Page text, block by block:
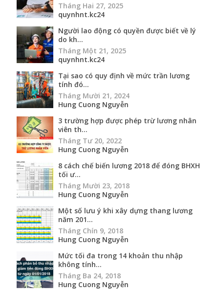
Tháng Hai 27, 2025
quynhnt.kc24
Người lao động có quyền được biết về lý
do kh...
Tháng Một 21, 2025
quynhnt.kc24
Tại sao có quy định về mức trần lương
tính đó...
Tháng Mười 21, 2024
Hung Cuong Nguyễn
3 trường hợp được phép trừ lương nhân
viên th...
Tháng Tư 20, 2022
Hung Cuong Nguyễn
8 cách chế biến lương 2018 để đóng BHXH
tối ư...
Tháng Mười 23, 2018
Hung Cuong Nguyễn
Một số lưu ý khi xây dựng thang lương
năm 201...
Tháng Chín 9, 2018
Hung Cuong Nguyễn
Mức tối đa trong 14 khoản thu nhập
không tính...
Tháng Ba 24, 2018
Hung Cuong Nguyễn